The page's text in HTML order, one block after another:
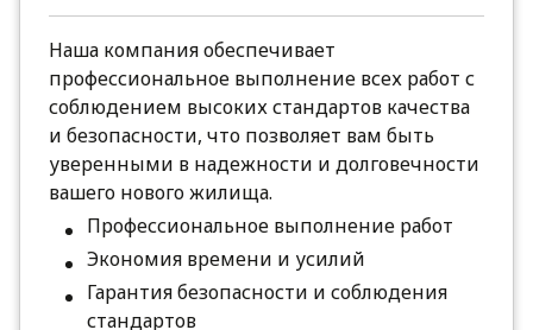
Наша компания обеспечивает
профессиональное выполнение всех работ с
соблюдением высоких стандартов качества
и безопасности, что позволяет вам быть
уверенными в надежности и долговечности
вашего нового жилища.
Профессиональное выполнение работ
Экономия времени и усилий
Гарантия безопасности и соблюдения
стандартов